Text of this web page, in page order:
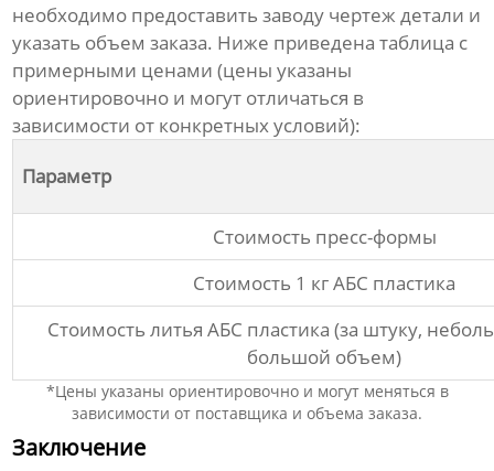
необходимо предоставить заводу чертеж детали и
указать объем заказа. Ниже приведена таблица с
примерными ценами (цены указаны
ориентировочно и могут отличаться в
зависимости от конкретных условий):
Параметр
Стоимость пресс-формы
Стоимость 1 кг АБС пластика
Стоимость литья АБС пластика (за штуку,
большой объем)
*Цены указаны ориентировочно и могут меняться в
зависимости от поставщика и объема заказа.
Заключение